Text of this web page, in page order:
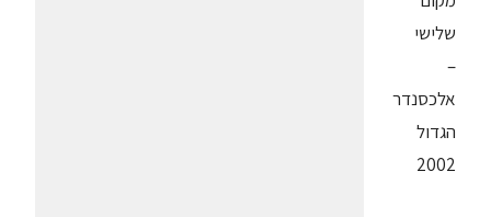
שלישי
–
אלכסנדר
הגדול
2002